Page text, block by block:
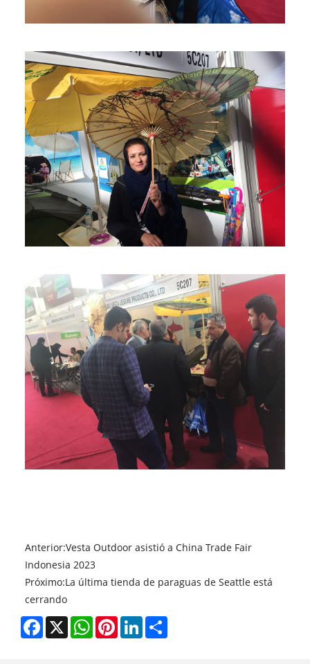
Anterior:Vesta Outdoor asistió a China Trade Fair
Indonesia 2023
Próximo:La última tienda de paraguas de Seattle está
cerrando
Facebook
X WhatsAppPinterestLinkedInShare